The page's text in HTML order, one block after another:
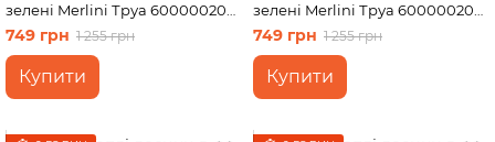
зелені Merlini Труа 600000204
розмір 2XL-3XL (50-52)
749 грн 1 255 грн
Купити
зелені Merlini Труа 600000204
розмір 4XL-5XL (54-56)
749 грн 1 255 грн
Купити